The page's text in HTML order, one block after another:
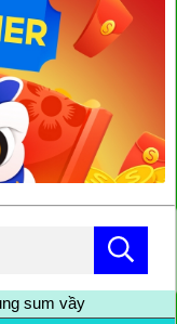
sum vầy